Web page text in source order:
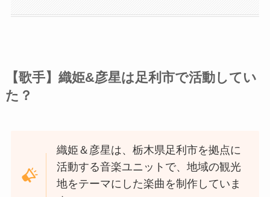
【歌手】織姫&彦星は足利市で活動してい
た？
織姫＆彦星は、栃木県足利市を拠点に
活動する音楽ユニットで、地域の観光
地をテーマにした楽曲を制作していま